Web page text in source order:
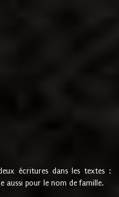
écritures dans les textes :
aussi pour le nom de famille.